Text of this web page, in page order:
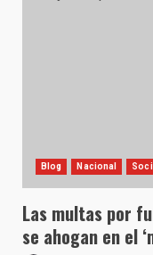
Blog Nacional
Las multas por
se ahogan en el